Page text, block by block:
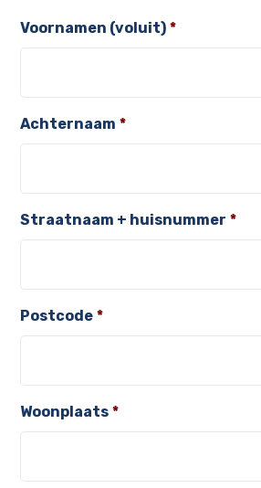
Voornamen (voluit) *
Achternaam *
Straatnaam + huisnummer *
Postcode *
Woonplaats *